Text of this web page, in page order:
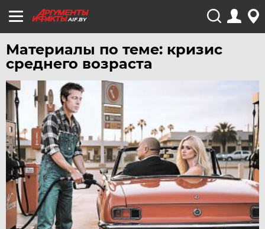
AIF.BY
Материалы по теме: кризис
среднего возраста